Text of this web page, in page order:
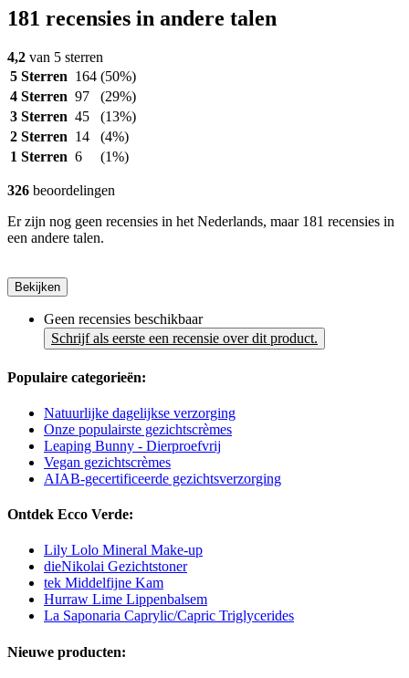
181 recensies in andere talen
4,2 van 5 sterren
5 Sterren 164 (50%)
4 Sterren 97
(29%)
3 Sterren 45
(13%)
2 Sterren 14
(4%)
1 Sterren 6 (1%)
326 beoordelingen
Er zijn nog geen recensies in het Nederlands, maar 181 recensies in
een andere talen.
Bekijken
Geen recensies beschikbaar
Schrijf als eerste een recensie over dit product.
Populaire categorieën:
Natuurlijke dagelijkse verzorging
Onze populairste gezichtscrèmes
Leaping Bunny - Dierproefvrij
Vegan gezichtscrèmes
AIAB-gecertificeerde gezichtsverzorging
Ontdek Ecco Verde:
Lily Lolo Mineral Make-up
dieNikolai Gezichtstoner
tek Middelfijne Kam
Hurraw Lime Lippenbalsem
La Saponaria Caprylic/Capric Triglycerides
Nieuwe producten: